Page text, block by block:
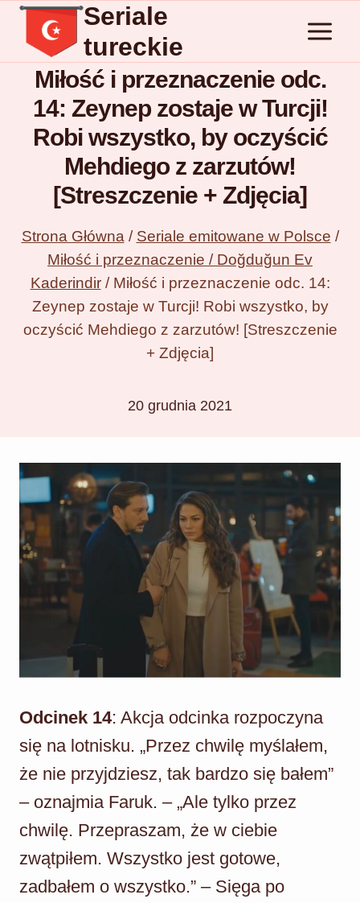
Przejdź
treści
Seriale
tureckie
Miłość i przeznaczenie odc.
14: Zeynep zostaje w Turcji!
Robi wszystko, by oczyścić
Mehdiego z zarzutów!
[Streszczenie + Zdjęcia]
Strona Główna / Seriale emitowane w Polsce /
Miłość i przeznaczenie / Doğduğun Ev
Kaderindir / Miłość i przeznaczenie odc. 14:
Zeynep zostaje w Turcji! Robi wszystko, by
oczyścić Mehdiego z zarzutów! [Streszczenie
+ Zdjęcia]
20 grudnia 2021
Odcinek 14: Akcja odcinka rozpoczyna
się na lotnisku. „Przez chwilę myślałem,
że nie przyjdziesz, tak bardzo się bałem”
– oznajmia Faruk. – „Ale tylko przez
chwilę. Przepraszam, że w ciebie
zwątpiłem. Wszystko jest gotowe,
zadbałem o wszystko.” – Sięga po